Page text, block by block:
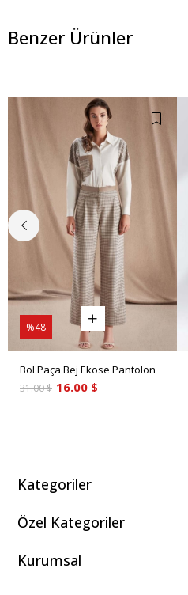
Benzer Ürünler
Bol Paça Bej Ekose Pantolon
16.00 $
31.00 $
%48
Kategoriler
Özel Kategoriler
Kurumsal